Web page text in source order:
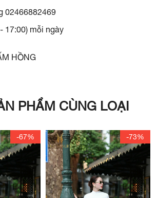
02466882469
17:00) mỗi ngày
HỒNG
PHẨM CÙNG LOẠI
-67% -73%